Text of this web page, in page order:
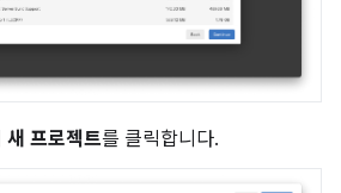
새 프로젝트를 클릭합니다.